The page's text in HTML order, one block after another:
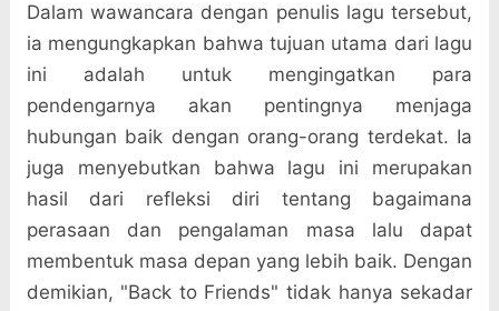
Dalam wawancara dengan penulis lagu tersebut,
ia mengungkapkan bahwa tujuan utama dari lagu
ini adalah untuk mengingatkan para
pendengarnya akan pentingnya menjaga
hubungan baik dengan orang-orang terdekat. Ia
juga menyebutkan bahwa lagu ini merupakan
hasil dari refleksi diri tentang bagaimana
perasaan dan pengalaman masa lalu dapat
membentuk masa depan yang lebih baik. Dengan
demikian, "Back to Friends" tidak hanya sekadar